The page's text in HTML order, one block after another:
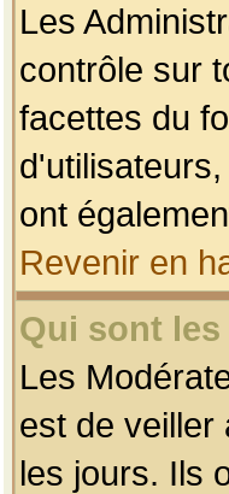
Les
contrôle sur
facettes du
ont
Revenir en
Qui sont
Les
est de veiller
les jours. Ils